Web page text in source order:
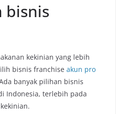
bisnis
kekinian yang lebih
bisnis franchise akun pro
banyak pilihan bisnis
Indonesia, terlebih pada